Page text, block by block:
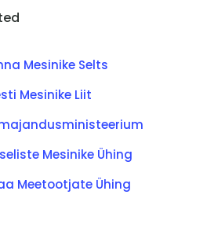
Mesinike Selts
Mesinike Liit
Mesinike Ühing
Meetootjate Ühing